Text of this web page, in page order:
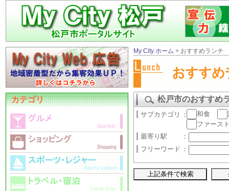
カテゴリ
My City ホーム > おすすめランチ
松戸市のおすすめ
サブカテゴリ ： 和食
ファース
最寄り駅
：
フリーワード ：